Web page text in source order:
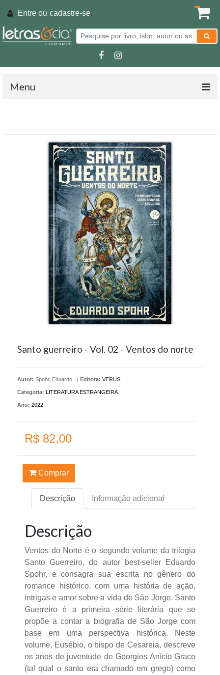
Entre ou cadastre-se.
Menu
Santo guerreiro - Vol. 02 - Ventos do norte
Autor: Spohr, Eduardo Editora: VERUS
Categoria: LITERATURA ESTRANGEIRA
Ano: 2022
R$ 82,00
Comprar
Descrição Informação adicional
Descrição
Ventos do Norte é o segundo volume da trilogia
Santo Guerreiro, do autor best-seller Eduardo
Spohr, e consagra sua escrita no gênero do
romance histórico, com uma história de ação,
intrigas e amor sobre a vida de São Jorge. Santo
Guerreiro é a primeira série literária que se
propõe a contar a biografia de São Jorge com
base em uma perspectiva histórica. Neste
volume, Eusébio, o bispo de Cesareia, descreve
os anos de juventude de Georgios Anício Graco
(tal qual o santo era chamado em grego) como